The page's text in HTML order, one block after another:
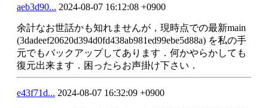
aeb3d90... 2024-08-07 16:12:08 +0900
余計なお世話かも知れませんが，現時点での最新main
(3dadeef20620d394d0fd438ab981ed99ebe5d88a) を私の手
元でもバックアップしてあります．何かやらかしても
復元出来ます．困ったらお声掛け下さい．
e43f71d... 2024-08-07 16:32:09 +0900